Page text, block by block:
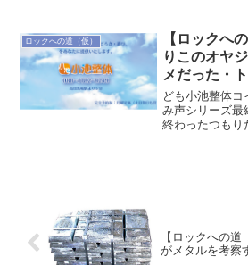
ファンだった
ワタシも相当
ロックへの道（仮）
【ロックへ
りこのオヤ
メだった・
ども小池整体
み声シリーズ最
終わったつもり
【ロックへの
がメタルを考察